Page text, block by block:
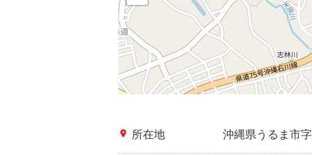
place 所在地 沖縄県うるま市